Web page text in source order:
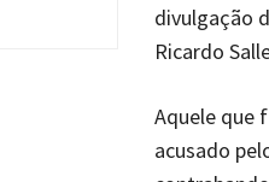
divulgação
Ricardo
Aquele que
acusado